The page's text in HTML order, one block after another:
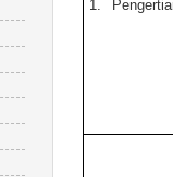
1.